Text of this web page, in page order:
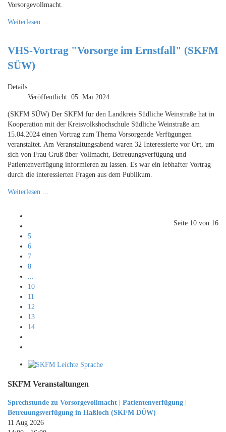
Vorsorgevollmacht.
Weiterlesen ...
VHS-Vortrag "Vorsorge im Ernstfall" (SKFM
SÜW)
Details
Veröffentlicht: 05. Mai 2024
(SKFM SÜW) Der SKFM für den Landkreis Südliche Weinstraße hat in
Kooperation mit der Kreisvolkshochschule Südliche Weinstraße am
15.04.2024 einen Vortrag zum Thema Vorsorgende Verfügungen
veranstaltet. Am Veranstaltungsabend waren 32 Interessierte vor Ort, um
sich von Frau Gruß über Vollmacht, Betreuungsverfügung und
Patientenverfügung informieren zu lassen. Es war ein lebhafter Vortrag
durch die interessierten Fragen aus dem Publikum.
Weiterlesen ...
Seite 10 von 16
5
6
7
8
10
11
12
13
14
SKFM Veranstaltungen
Sprechstunde zu Vorsorgevollmacht | Patientenverfügung |
Betreuungsverfügung in Haßloch (SKFM DÜW)
11 Aug 2026